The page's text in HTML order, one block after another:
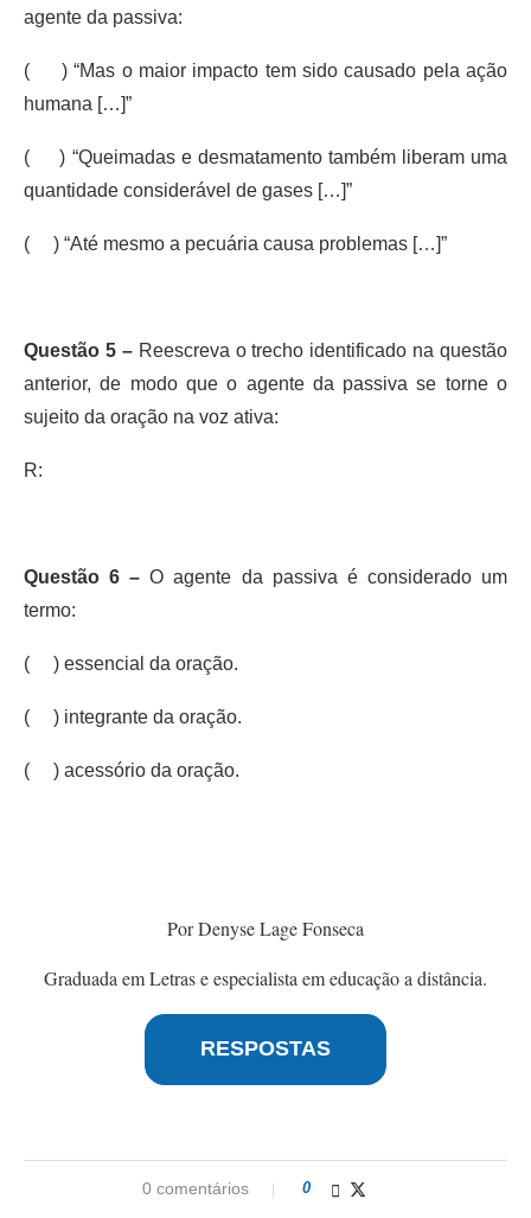
agente da passiva:
( ) “Mas o maior impacto tem sido causado pela ação
humana […]”
( ) “Queimadas e desmatamento também liberam uma
quantidade considerável de gases […]”
( ) “Até mesmo a pecuária causa problemas […]”
Questão 5 – Reescreva o trecho identificado na questão
anterior, de modo que o agente da passiva se torne o
sujeito da oração na voz ativa:
R:
Questão 6 –O agente da passiva é considerado um
termo:
( ) essencial da oração.
( ) integrante da oração.
( ) acessório da oração.
Por Denyse Lage Fonseca
Graduada em Letras e especialista em educação a distância.
RESPOSTAS
0 comentários 0